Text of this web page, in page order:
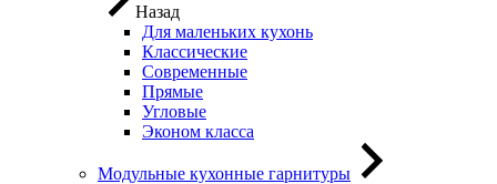
Назад
Для маленьких кухонь
Классические
Современные
Прямые
Угловые
Эконом класса
Модульные кухонные гарнитуры